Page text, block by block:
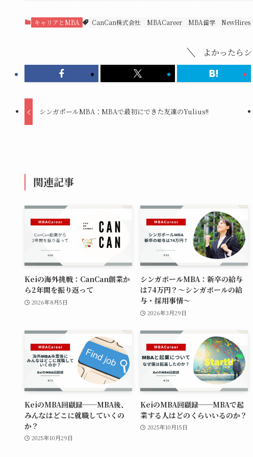
キャリアとMBA CanCan株式会社 MBACareer MBA留学 NewHires
よかったら
シンガポールMBA：MBAで最初にできた友達のYulius!!
関連記事
Keiの海外挑戦：CanCan創業か
ら2年間を振り返って
2026年8月5日
シンガポールMBA：新卒の給与
は74万円？〜シンガポールの給
与・採用事情〜
2026年3月29日
KeiのMBA回顧録──MBA後、
みんなはどこに就職していくの
か？
2025年10月29日
KeiのMBA回顧録──MBAで起
業する人はどのくらいいるのか？
2025年10月15日